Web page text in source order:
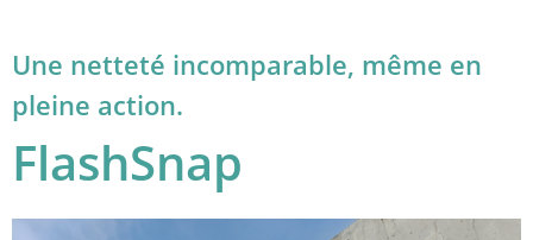
Une netteté incomparable, même en
pleine action.
FlashSnap